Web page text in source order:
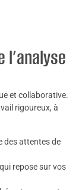
l’analyse
et collaborative.
rigoureux, à
des attentes de
repose sur vos